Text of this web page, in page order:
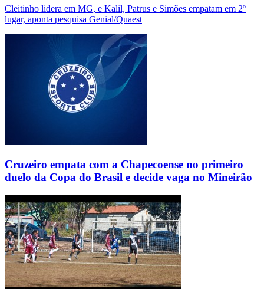
Cleitinho lidera em MG, e Kalil, Patrus e Simões empatam em 2º
lugar, aponta pesquisa Genial/Quaest
Cruzeiro empata com a Chapecoense no primeiro
duelo da Copa do Brasil e decide vaga no Mineirão